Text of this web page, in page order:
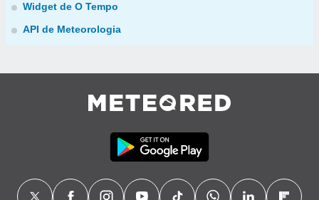
Widget de O Tempo
API de Meteorologia